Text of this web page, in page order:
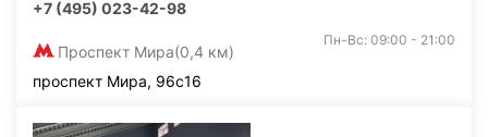
+7 (495) 023-42-98
Проспект Мира(0,4 км)
Пн-Вс: 09:00 - 21:00
проспект Мира, 96с16